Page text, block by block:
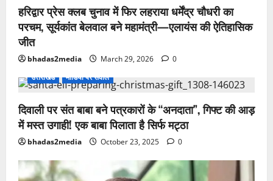
हरिद्वार प्रेस क्लब चुनाव में फिर लहराया धर्मेंद्र चौधरी का
परचम, सूर्यकांत बेलवाल बने महामंत्री—एलायंस की ऐतिहासिक
जीत
bhadas2media March 29, 2026
0
उत्तराखंड
मीडिया पर सवाल
दिवाली पर संत बाबा बने पत्रकारों के “अनदाता”, गिफ्ट की आड़
में मस्त उगाही! एक बाबा पिलाता है सिर्फ मट्ठा
bhadas2media October 23, 2025 0